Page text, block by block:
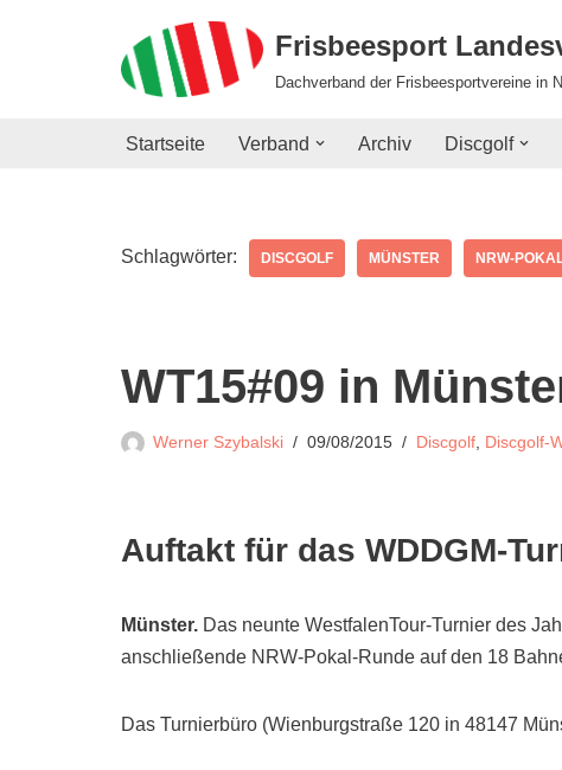
Frisbeesport
Dachverband der Frisbeesportvereine in
Startseite Verband Archiv Discgolf
Schlagwörter: DISCGOLF MÜNSTER NRW-
WT15#09 in
Werner Szybalski 09/08/2015 Discgolf, Discgolf-
Auftakt für das WDDGM-
Münster. Das neunte WestfalenTour-Turnier des
anschließende NRW-Pokal-Runde auf den 18
Das Turnierbüro (Wienburgstraße 120 in 48147